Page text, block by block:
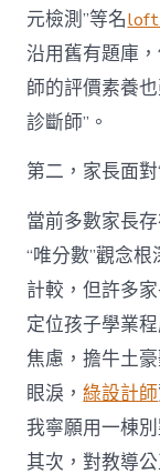
元檢測”等名loft
沿用舊有題庫
師的評價素養
診斷師”。
第二，家長面
當前多數家長
“唯分數”觀念
計較，但許多
定位孩子學業
焦慮，擔牛土
眼淚，綠設計師
我寧願用一棟
其次，對教導